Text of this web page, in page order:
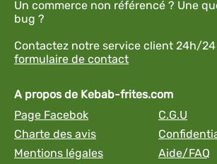
Un commerce non référencé ? Une
bug ?
Contactez notre service client 24h/
formulaire de contact
A propos de Kebab-frites.com
Page Facebok
C.G.U
Charte des avis
Mentions légales
Aide/FAQ